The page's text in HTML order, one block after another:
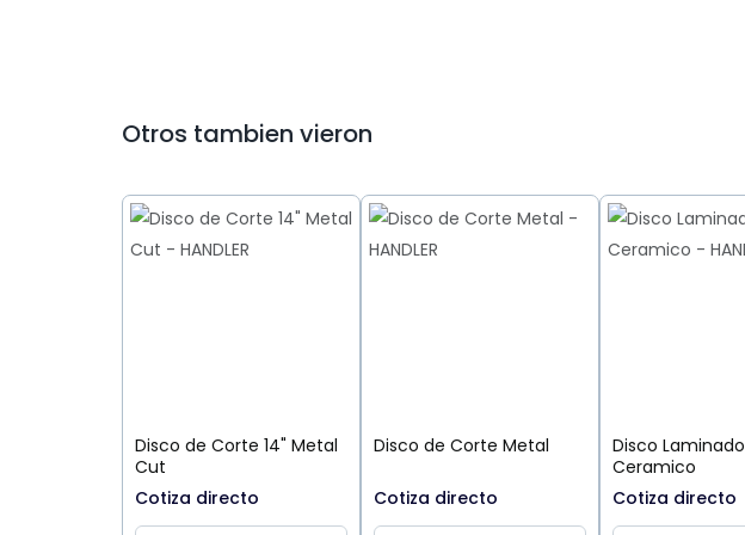
Otros tambien vieron
Disco de Corte 14" Metal
Cut
Cotiza directo
Disco de Corte Metal
Cotiza directo
Disco Laminado
Ceramico
Cotiza directo